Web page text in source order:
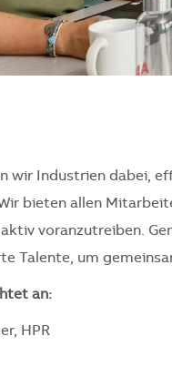
wir Industrien dabei,
bieten allen
voranzutreiben.
Talente, um
an:
HPR